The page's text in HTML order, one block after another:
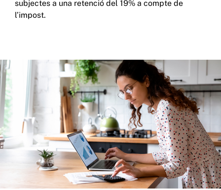
subjectes a una retenció del 19% a compte de
l’impost.